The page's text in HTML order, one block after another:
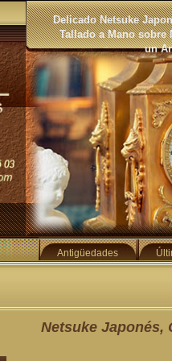
Delicado Netsuke
Tallado a Mano sobre
un
Antigüedades
Netsuke Japonés,